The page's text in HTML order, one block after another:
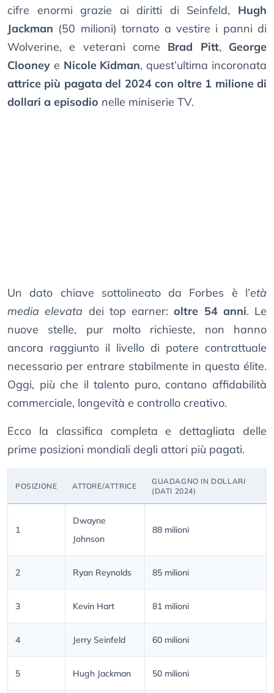
cifre enormi grazie ai diritti di Seinfeld, Hugh
Jackman (50 milioni) tornato a vestire i panni di
Wolverine, e veterani come Brad Pitt, George
Clooney e Nicole Kidman, quest’ultima incoronata
attrice più pagata del 2024 con oltre 1 milione di
dollari a episodio nelle miniserie TV.
Un dato chiave sottolineato da Forbes è l’età
media elevata dei top earner: oltre 54 anni. Le
nuove stelle, pur molto richieste, non hanno
ancora raggiunto il livello di potere contrattuale
necessario per entrare stabilmente in questa élite.
Oggi, più che il talento puro, contano affidabilità
commerciale, longevità e controllo creativo.
Ecco la classifica completa e dettagliata delle
prime posizioni mondiali degli attori più pagati.
POSIZIONE ATTORE/ATTRICE
GUADAGNO IN DOLLARI
(DATI 2024)
1
Dwayne
Johnson
88 milioni
2 Ryan Reynolds 85 milioni
3 Kevin Hart 81 milioni
4 Jerry Seinfeld 60 milioni
5 Hugh Jackman 50 milioni